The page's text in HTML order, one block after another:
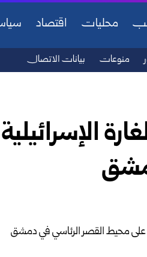
محليات اقتصاد
منوعات بيانات الاتصال